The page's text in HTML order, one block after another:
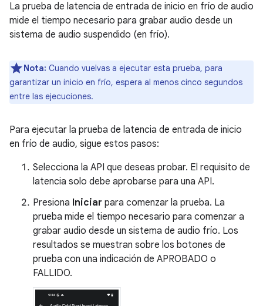
La prueba de latencia de entrada de inicio en frío de audio
mide el tiempo necesario para grabar audio desde un
sistema de audio suspendido (en frío).
Nota: Cuando vuelvas a ejecutar esta prueba, para
garantizar un inicio en frío, espera al menos cinco segundos
entre las ejecuciones.
Para ejecutar la prueba de latencia de entrada de inicio
en frío de audio, sigue estos pasos:
Selecciona la API que deseas probar. El requisito de
latencia solo debe aprobarse para una API.
Presiona Iniciar para comenzar la prueba. La
prueba mide el tiempo necesario para comenzar a
grabar audio desde un sistema de audio frío. Los
resultados se muestran sobre los botones de
prueba con una indicación de APROBADO o
FALLIDO.